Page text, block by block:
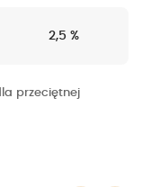
2,5 %
przeciętnej